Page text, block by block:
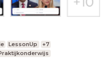
LessonUp
+7